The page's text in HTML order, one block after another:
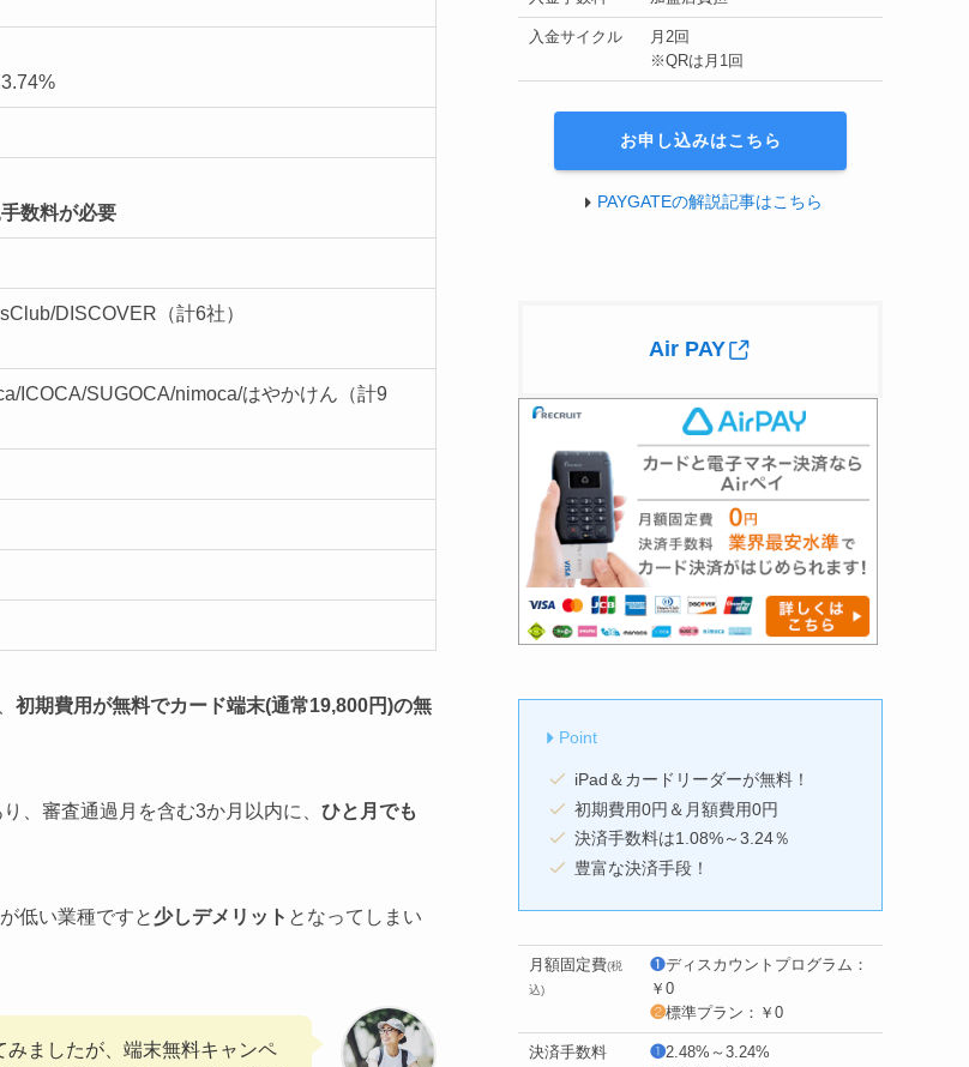
数料が必要
DISCOVER（計6社）
ICOCA/SUGOCA/nimoca/はやかけん（計9
初期費用が無料でカード端末(通常19,800円)の無
、審査通過月を含む3か月以内に、 ひと月でも
低い業種ですと 少しデメリット となってしまい
ましたが、端末無料キャンペ
入金サイクル
月2回
※QRは月1回
お申し込みはこちら
PAYGATEの解説記事はこちら
Air PAY
Point
iPad＆カードリーダーが無料！
初期費用0円＆月額費用0円
決済手数料は1.08%～3.24％
豊富な決済手段！
月額固定費(税
込)
❶ディスカウントプログラム：
￥0
❷標準プラン：￥0
決済手数料 ❶2.48%～3.24%